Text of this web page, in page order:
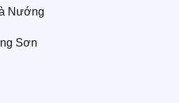
Nướng
Sơn